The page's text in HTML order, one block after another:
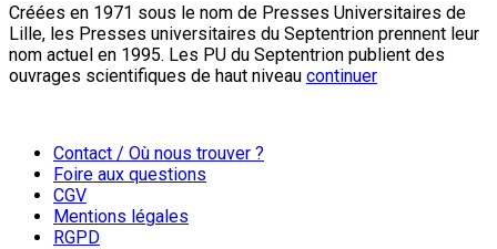
Créées en 1971 sous le nom de Presses Universitaires de
Lille, les Presses universitaires du Septentrion prennent leur
nom actuel en 1995. Les PU du Septentrion publient des
ouvrages scientifiques de haut niveau continuer
Contact / Où nous trouver ?
Foire aux questions
CGV
Mentions légales
RGPD